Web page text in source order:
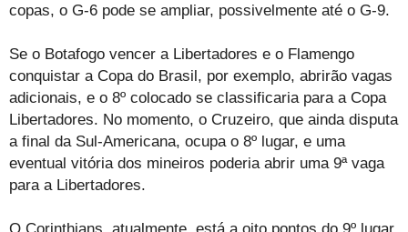
copas, o G-6 pode se ampliar, possivelmente até o G-9.
Se o Botafogo vencer a Libertadores e o Flamengo
conquistar a Copa do Brasil, por exemplo, abrirão vagas
adicionais, e o 8º colocado se classificaria para a Copa
Libertadores. No momento, o Cruzeiro, que ainda disputa
a final da Sul-Americana, ocupa o 8º lugar, e uma
eventual vitória dos mineiros poderia abrir uma 9ª vaga
para a Libertadores.